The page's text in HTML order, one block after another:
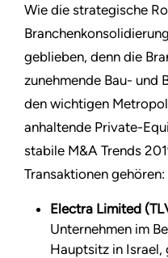
Wie die strategische
geblieben, denn die
zunehmende Bau- und
den wichtigen
anhaltende Private-
stabile M&A Trends
Transaktionen gehören:
Electra Limited
Unternehmen im
Hauptsitz in Israel,